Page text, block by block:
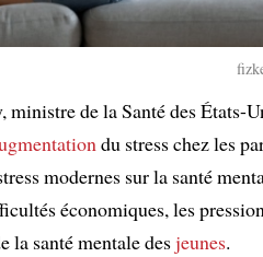
de la Santé des États-
du stress chez les
modernes sur la santé
économiques, les
la santé mentale desjeunes.